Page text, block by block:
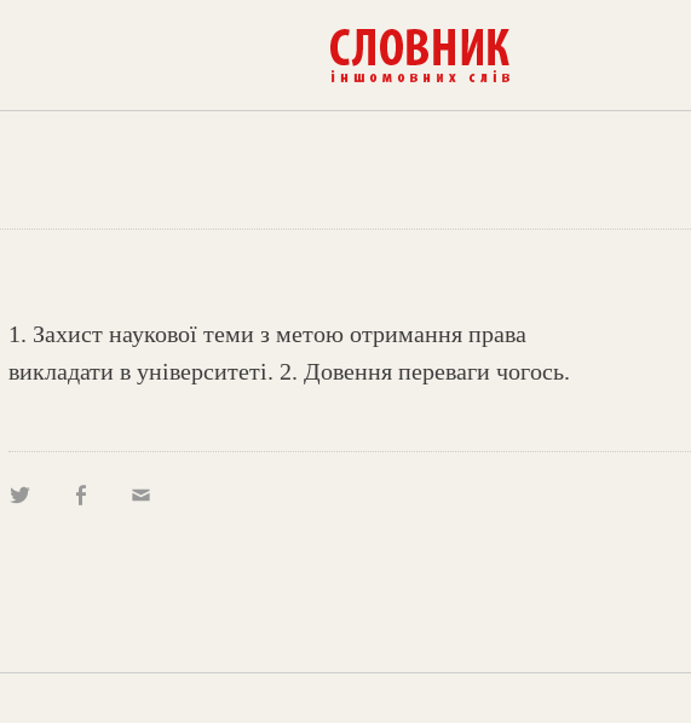
1. Захист наукової теми з метою отримання права
викладати в університеті. 2. Довення переваги чогось.